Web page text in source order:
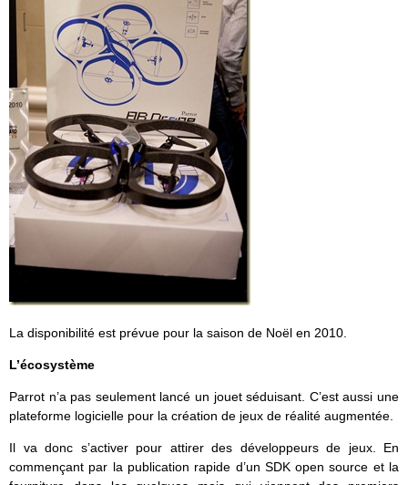
La disponibilité est prévue pour la saison de Noël en 2010.
L’écosystème
Parrot n’a pas seulement lancé un jouet séduisant. C’est aussi une
plateforme logicielle pour la création de jeux de réalité augmentée.
Il va donc s’activer pour attirer des développeurs de jeux. En
commençant par la publication rapide d’un SDK open source et la